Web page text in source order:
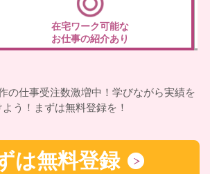
在宅ワーク可能な
お仕事の紹介あり
の仕事受注数激増中！学びながら実績を
よう！まずは無料登録を！
は無料登録